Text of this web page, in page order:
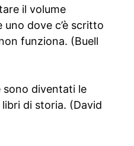
il volume
uno dove c’è scritto
funziona. (Buell
sono diventati le
di storia. (David